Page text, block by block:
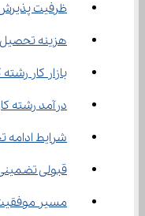
ظرفیت
هزینه
بازار کار
درآمد رشته
شرایط ادامه
قبولی
مسیر